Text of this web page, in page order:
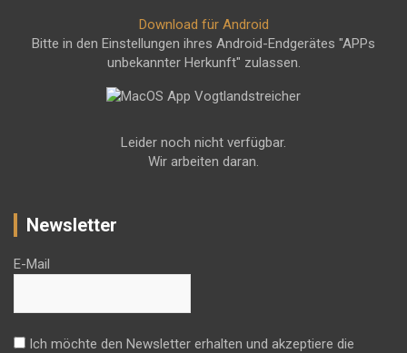
Download für Android
Bitte in den Einstellungen ihres Android-Endgerätes "APPs
unbekannter Herkunft" zulassen.
Leider noch nicht verfügbar.
Wir arbeiten daran.
Newsletter
E-Mail
Ich möchte den Newsletter erhalten und akzeptiere die